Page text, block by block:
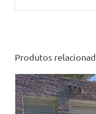
Produtos